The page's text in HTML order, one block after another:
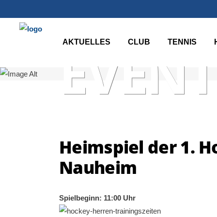
AKTUELLES CLUB TENNIS
Heimspiel der 1.
Nauheim
Spielbeginn: 11:00 Uhr